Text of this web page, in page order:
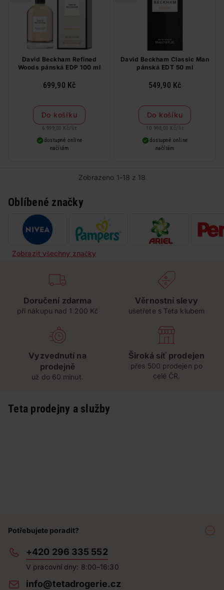
David Beckham Refined
Woods pánská EDP 100 ml
699,90 Kč
Do košíku
6 999,00 Kč/ lit
dostupné online
načítám
David Beckham Classic Man
pánská EDT 50 ml
549,90 Kč
Do košíku
10 998,00 Kč/ lit
dostupné online
načítám
Zobrazeno 1-18 z 18
Oblíbené značky
Zobrazit všechny značky
Doručení zdarma
při nákupu nad 1 200 Kč
Věrnostní slevy
ušetřete s Teta klubem
Vyzvednutí na
prodejně
už do 60 minut.
Široká síť prodejen
přes 500 prodejen po
celé ČR.
Teta prodejny a služby
Potřebujete poradit?
+420 296 335 552
V pracovní dny: 8:00–16:30
info@tetadrogerie.cz